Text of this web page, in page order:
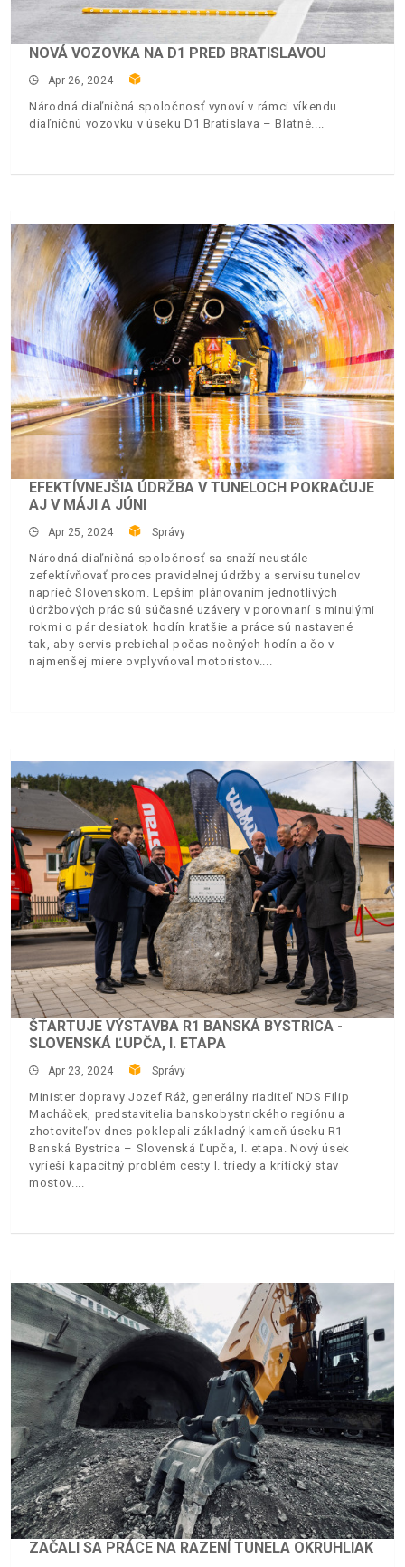
NOVÁ VOZOVKA NA D1 PRED BRATISLAVOU
Apr 26, 2024
Národná diaľničná spoločnosť vynoví v rámci víkendu
diaľničnú vozovku v úseku D1 Bratislava – Blatné.
EFEKTÍVNEJŠIA ÚDRŽBA V TUNELOCH POKRAČUJE
AJ V MÁJI A JÚNI
Apr 25, 2024 Správy
Národná diaľničná spoločnosť sa snaží neustále
zefektívňovať proces pravidelnej údržby a servisu tunelov
naprieč Slovenskom. Lepším plánovaním jednotlivých
údržbových prác sú súčasné uzávery v porovnaní s minulými
rokmi o pár desiatok hodín kratšie a práce sú nastavené
tak, aby servis prebiehal počas nočných hodín a čo v
najmenšej miere ovplyvňoval motoristov.
ŠTARTUJE VÝSTAVBA R1 BANSKÁ BYSTRICA -
SLOVENSKÁ ĽUPČA, I. ETAPA
Apr 23, 2024 Správy
Minister dopravy Jozef Ráž, generálny riaditeľ NDS Filip
Macháček, predstavitelia banskobystrického regiónu a
zhotoviteľov dnes poklepali základný kameň úseku R1
Banská Bystrica – Slovenská Ľupča, I. etapa. Nový úsek
vyrieši kapacitný problém cesty I. triedy a kritický stav
mostov.
ZAČALI SA PRÁCE NA RAZENÍ TUNELA OKRUHLIAK